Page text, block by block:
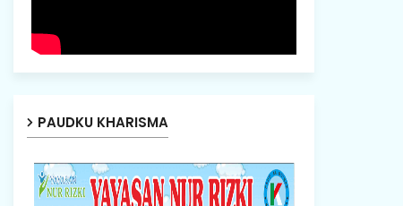
PAUDKU KHARISMA